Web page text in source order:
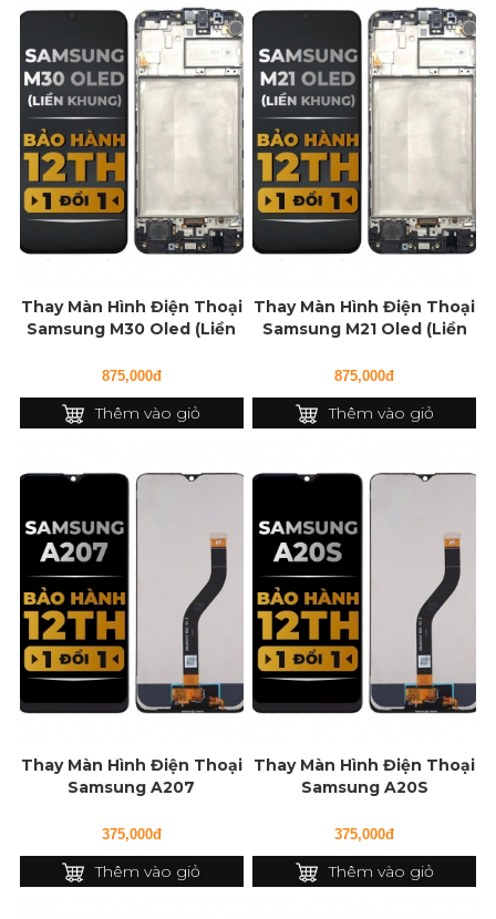
Thay Màn Hình Điện Thoại
Samsung M30 Oled (Liền
875,000đ
Thêm vào giỏ
Thay Màn Hình Điện Thoại
Samsung M21 Oled (Liền
875,000đ
Thêm vào giỏ
Thay Màn Hình Điện Thoại
Samsung A207
375,000đ
Thêm vào giỏ
Thay Màn Hình Điện Thoại
Samsung A20S
375,000đ
Thêm vào giỏ